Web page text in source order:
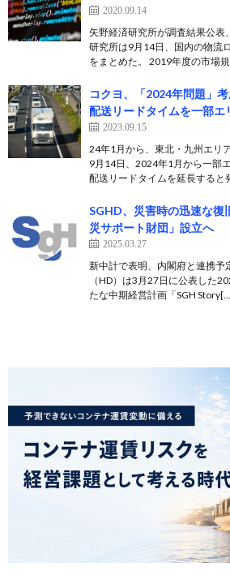
2020.09.14
矢野経済研究所が調査結果公表
研究所は9月14日、国内の物流
をまとめた。 2019年度の市場
コクヨ、「2024年問題」
配送リードタイムを一部エ
2023.09.15
24年1月から、東北・九州エリ
9月14日、2024年1月から一部
配送リードタイムを延長すると
SGHD、災害時の迅速な復
災サポート財団」設立へ
2025.03.27
新中計で表明、内閣府と連携予
（HD）は3月27日に公表した
たな中期経営計画「SGH